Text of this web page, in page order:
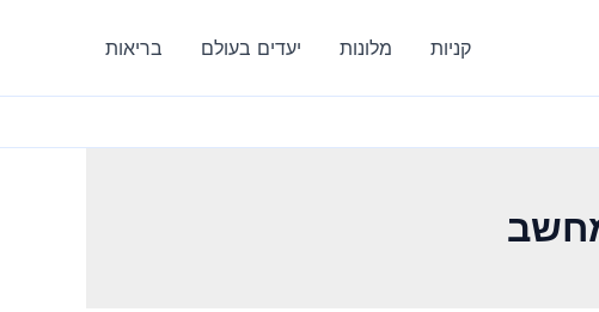
קניות מלונות יעדים בעולם בריאות